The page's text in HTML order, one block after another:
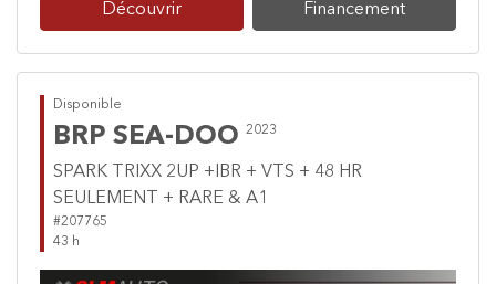
Découvrir Financement
Disponible
BRP SEA-DOO 2023
SPARK TRIXX 2UP +IBR + VTS + 48 HR
SEULEMENT + RARE & A1
#207765
43 h